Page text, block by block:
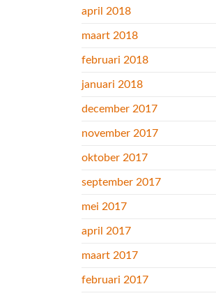
april 2018
maart 2018
februari 2018
januari 2018
december 2017
november 2017
oktober 2017
september 2017
mei 2017
april 2017
maart 2017
februari 2017